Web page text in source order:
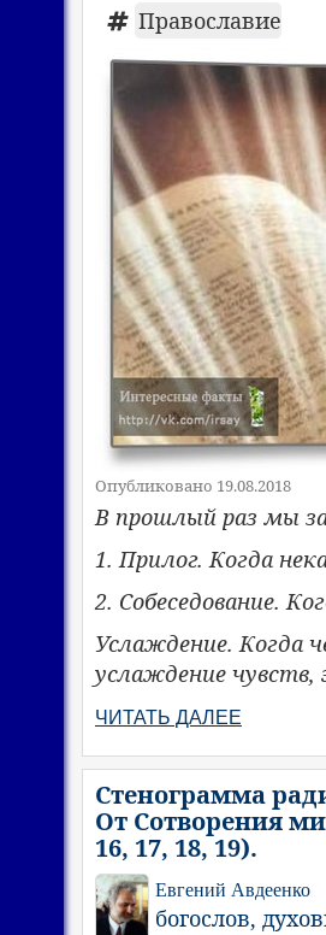
Православие
Опубликовано 19.08.2018
В прошлый раз мы
1. Прилог. Когда
2. Собеседование.
Услаждение. Когда
услаждение чувств,
ЧИТАТЬ ДАЛЕЕ
Стенограмма
От Сотворения
16, 17, 18, 19).
Евгений Авдеенко
богослов,